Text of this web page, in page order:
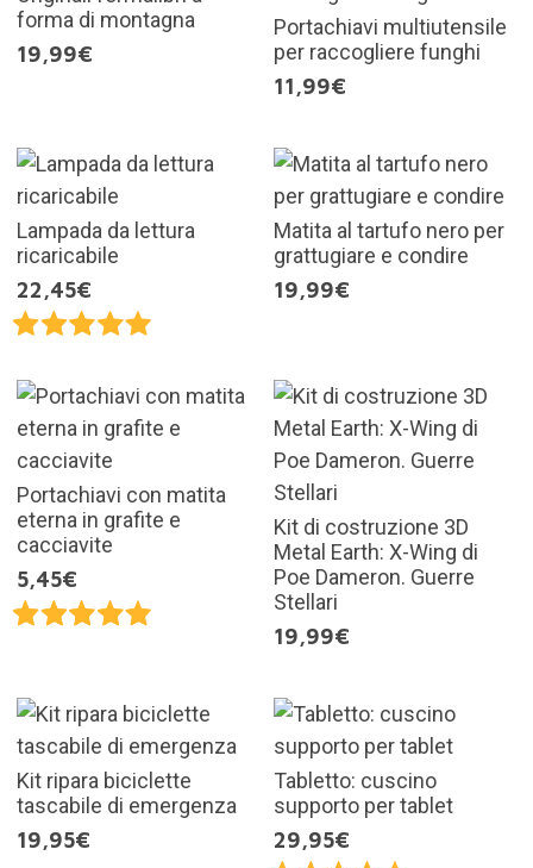
forma di montagna
19,99€
Portachiavi multiutensile
per raccogliere funghi
11,99€
Lampada da lettura
ricaricabile
22,45€
Matita al tartufo nero per
grattugiare e condire
19,99€
Portachiavi con matita
eterna in grafite e
cacciavite
5,45€
Kit di costruzione 3D
Metal Earth: X-Wing di
Poe Dameron. Guerre
Stellari
19,99€
Kit ripara biciclette
tascabile di emergenza
19,95€
Tabletto: cuscino
supporto per tablet
29,95€